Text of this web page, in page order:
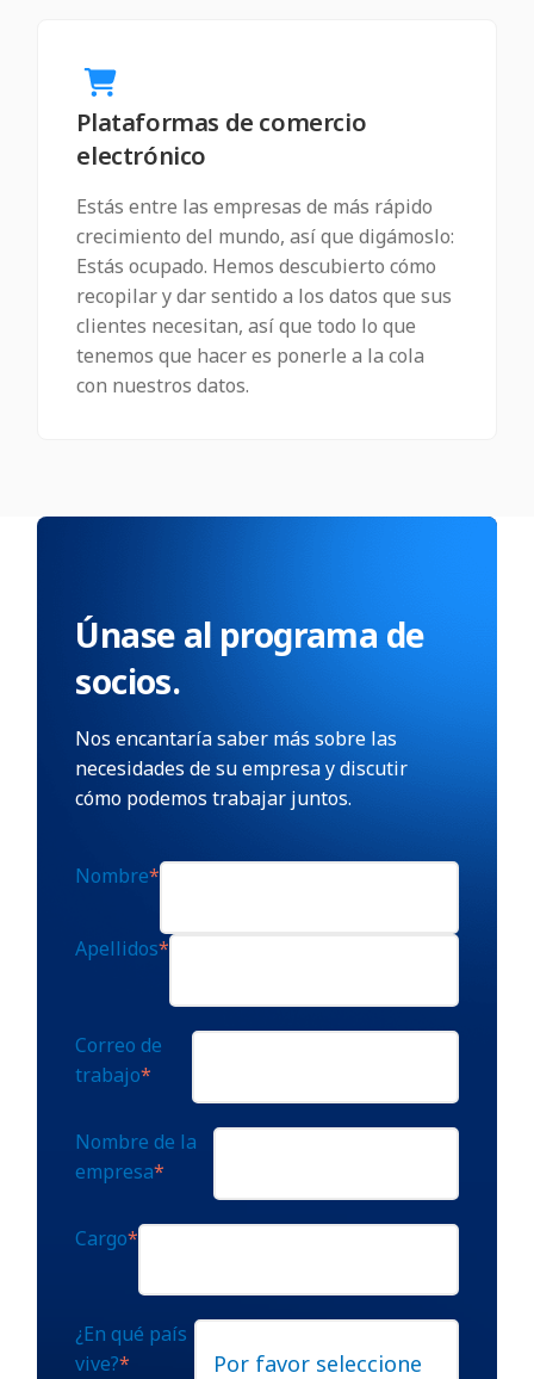
Plataformas de comercio
electrónico
Estás entre las empresas de más rápido
crecimiento del mundo, así que digámoslo:
Estás ocupado. Hemos descubierto cómo
recopilar y dar sentido a los datos que sus
clientes necesitan, así que todo lo que
tenemos que hacer es ponerle a la cola
con nuestros datos.
Únase al programa de
socios.
Nos encantaría saber más sobre las
necesidades de su empresa y discutir
cómo podemos trabajar juntos.
Nombre*
Apellidos*
Correo de
trabajo*
Nombre de la
empresa*
Cargo*
¿En qué país
vive?*